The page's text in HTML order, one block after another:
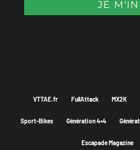
VTTAE.fr FullAttack MX2K
Sport-Bikes Génération 4×4
Escapade Magazine